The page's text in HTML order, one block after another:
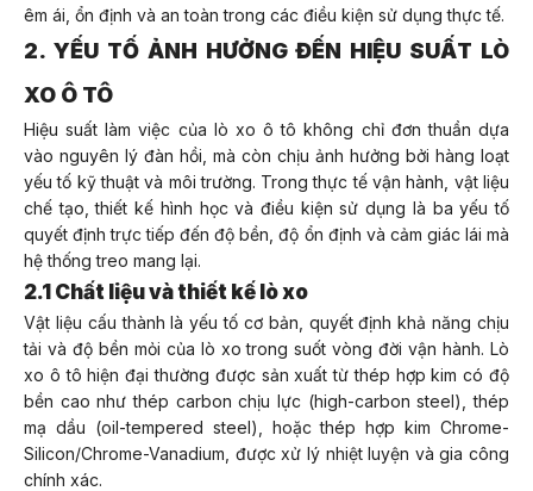
êm ái, ổn định và an toàn trong các điều kiện sử dụng thực tế.
2. YẾU TỐ ẢNH HƯỞNG ĐẾN HIỆU SUẤT LÒ
XO Ô TÔ
Hiệu suất làm việc của lò xo ô tô không chỉ đơn thuần dựa
vào nguyên lý đàn hồi, mà còn chịu ảnh hưởng bởi hàng loạt
yếu tố kỹ thuật và môi trường. Trong thực tế vận hành, vật liệu
chế tạo, thiết kế hình học và điều kiện sử dụng là ba yếu tố
quyết định trực tiếp đến độ bền, độ ổn định và cảm giác lái mà
hệ thống treo mang lại.
2.1 Chất liệu và thiết kế lò xo
Vật liệu cấu thành là yếu tố cơ bản, quyết định khả năng chịu
tải và độ bền mỏi của lò xo trong suốt vòng đời vận hành. Lò
xo ô tô hiện đại thường được sản xuất từ thép hợp kim có độ
bền cao như thép carbon chịu lực (high-carbon steel), thép
mạ dầu (oil-tempered steel), hoặc thép hợp kim Chrome-
Silicon/Chrome-Vanadium, được xử lý nhiệt luyện và gia công
chính xác.